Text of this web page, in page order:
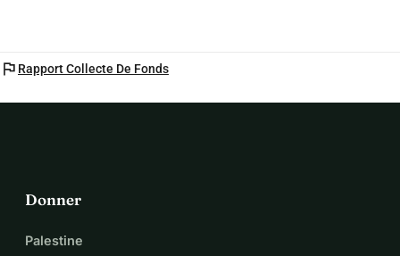
flag Rapport Collecte De Fonds
Donner
Palestine